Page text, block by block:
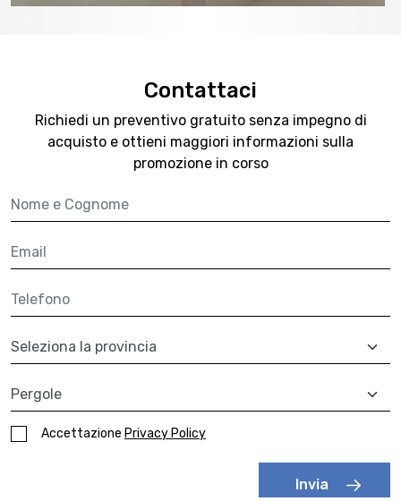
Contattaci
Richiedi un preventivo gratuito senza impegno di
acquisto e ottieni maggiori informazioni sulla
promozione in corso
Nome e cognome
Email
Telefono
Provincia
A quale prodotto sei interessato?
Accettazione Privacy Policy
Invia